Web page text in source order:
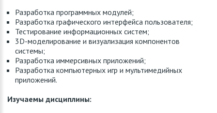
Разработка программных модулей;
Разработка графического интерфейса пользователя;
Тестирование информационных систем;
3D-моделирование и визуализация компонентов
системы;
Разработка иммерсивных приложений;
Разработка компьютерных игр и мультимедийных
приложений.
Изучаемы дисциплины: